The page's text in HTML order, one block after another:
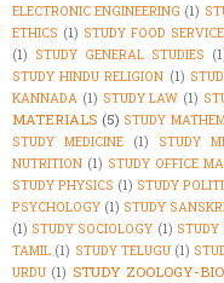
ELECTRONIC ENGINEERING (1)
ETHICS (1) STUDY FOOD
(1) STUDY GENERAL STUDIES
STUDY HINDU RELIGION (1)
KANNADA (1) STUDY LAW (1)
MATERIALS (5) STUDY
STUDY MEDICINE
(1) STUDY
NUTRITION (1) STUDY OFFICE
STUDY PHYSICS (1) STUDY
PSYCHOLOGY (1) STUDY
(1) STUDY SOCIOLOGY (1) STUDY
TAMIL (1) STUDY TELUGU (1)
URDU (1) STUDY ZOOLOGY-